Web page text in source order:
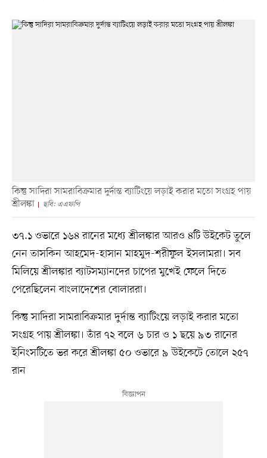
কিন্তু সাদিরা সামরাবিক্রমার দুর্দান্ত ব্যাটিংয়ে লড়াই করার মতো সংগ্রহ পায়
শ্রীলঙ্কা
ছবি: এএফপি
৩৭.১ ওভারে ১৬৪ রানের মধ্যে শ্রীলঙ্কার আরও ৪টি উইকেট তুলে
নেন তাসকিন আহমেদ-হাসান মাহমুদ-শরীফুল ইসলামরা। সব
মিলিয়ে শ্রীলঙ্কার ব্যাটসম্যানদের চাপের মুখেই ফেলে দিতে
পেরেছিলেন বাংলাদেশের বোলাররা।
কিন্তু সাদিরা সামরাবিক্রমার দুর্দান্ত ব্যাটিংয়ে লড়াই করার মতো
সংগ্রহ পায় শ্রীলঙ্কা। তাঁর ৭২ বলে ৬ চার ও ১ ছয়ে ৯৩ রানের
ইনিংসটিতে ভর করে শ্রীলঙ্কা ৫০ ওভারে ৯ উইকেটে তোলে ২৫৭
রান